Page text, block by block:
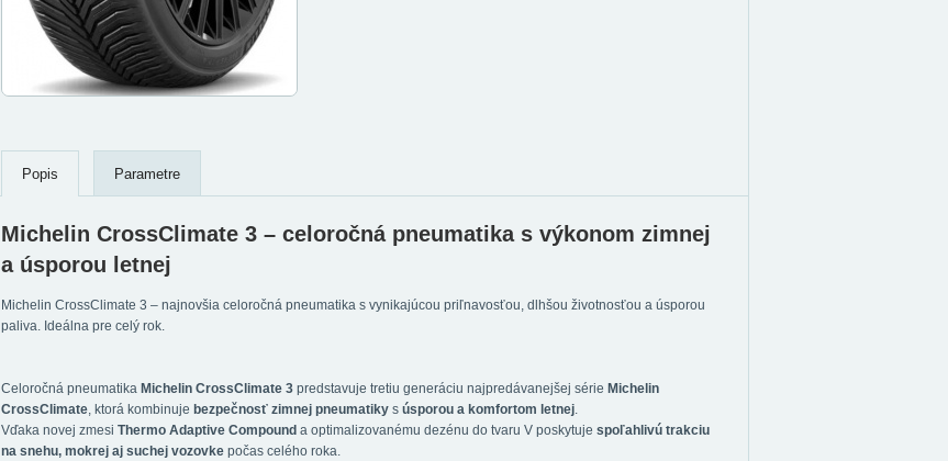
Popis Parametre
Michelin CrossClimate 3 – celoročná pneumatika s výkonom zimnej
a úsporou letnej
Michelin CrossClimate 3 – najnovšia celoročná pneumatika s vynikajúcou priľnavosťou, dlhšou životnosťou a úsporou
paliva. Ideálna pre celý rok.
Celoročná pneumatika Michelin CrossClimate 3 predstavuje tretiu generáciu najpredávanejšej série Michelin
CrossClimate, ktorá kombinuje bezpečnosť zimnej pneumatiky s úsporou a komfortom letnej.
Vďaka novej zmesi Thermo Adaptive Compound a optimalizovanému dezénu do tvaru V poskytuje spoľahlivú trakciu
na snehu, mokrej aj suchej vozovke počas celého roka.